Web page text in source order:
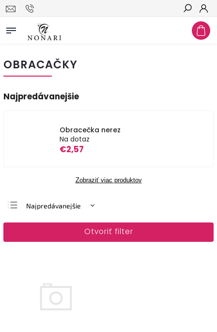
Hľadať
OBRACAČKY
Najpredávanejšie
Obracečka nerez
Na dotaz
€2,57
Zobraziť viac produktov
Najpredávanejšie
Najlacnejšie
Otvoriť filter